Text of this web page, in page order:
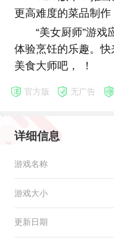
更高难度的菜品制作
“美女厨师”游戏
体验烹饪的乐趣。
美食大师吧， ！
官方版 无广告
详细信息
游戏名称
游戏大小
更新日期